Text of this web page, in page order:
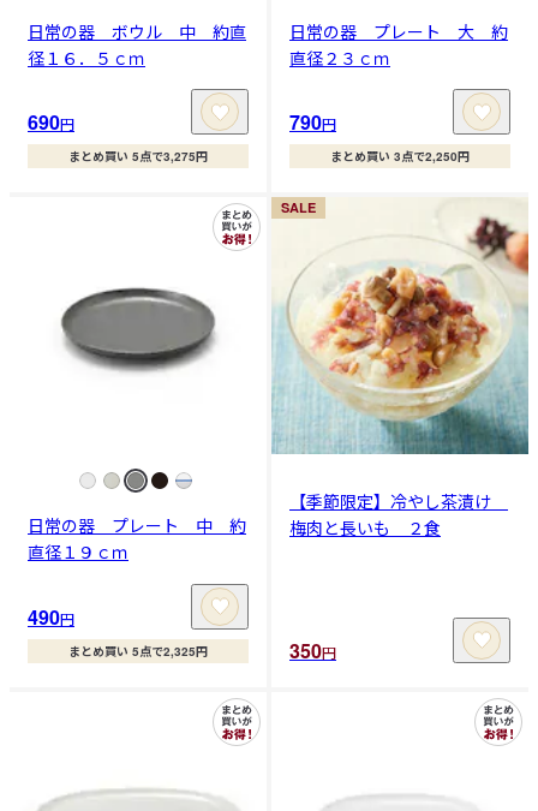
日常の器 ボウル 中 約直
径１６．５ｃｍ
690円
まとめ買い 5点で3,275円
日常の器 プレート 大 約
直径２３ｃｍ
790円
まとめ買い 3点で2,250円
日常の器 プレート 中 約
直径１９ｃｍ
490円
まとめ買い 5点で2,325円
SALE
【季節限定】冷やし茶漬け
梅肉と長いも ２食
350円